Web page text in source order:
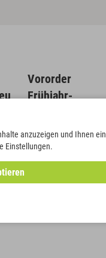
Vororder
Frühjahr-
anzuzeigen und Ihnen ein
Einstellungen.